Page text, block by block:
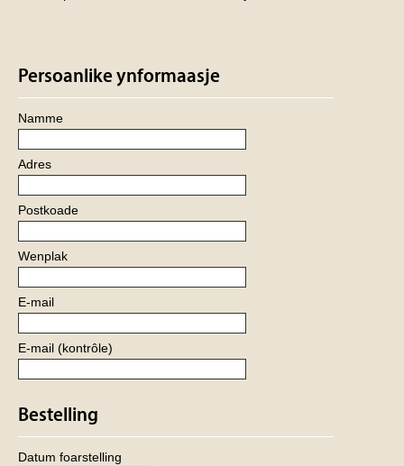
Persoanlike ynformaasje
Namme
Adres
Postkoade
Wenplak
E-mail
E-mail (kontrôle)
Bestelling
Datum foarstelling